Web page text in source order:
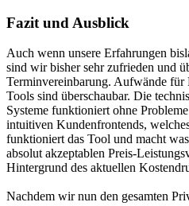
Fazit und Ausblick
Auch wenn unsere Erfahrungen
sind wir bisher sehr zufrieden und
Terminvereinbarung. Aufwände für
Tools sind überschaubar. Die
Systeme funktioniert ohne
intuitiven Kundenfrontends,
funktioniert das Tool und macht
absolut akzeptablen Preis-
Hintergrund des aktuellen
Nachdem wir nun den gesamten